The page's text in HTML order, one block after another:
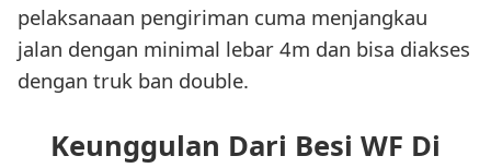
pelaksanaan pengiriman cuma menjangkau
jalan dengan minimal lebar 4m dan bisa diakses
dengan truk ban double.
Keunggulan Dari Besi WF Di